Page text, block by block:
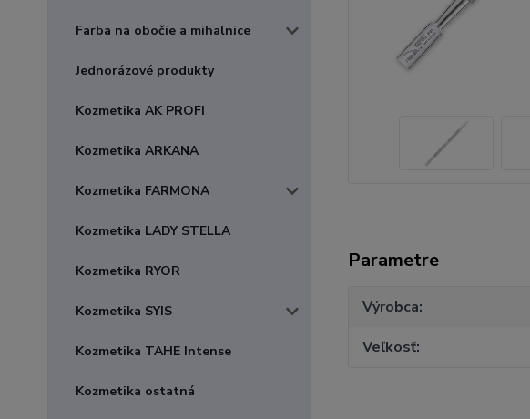
Farba na obočie a mihalnice
Jednorázové produkty
Kozmetika AK PROFI
Kozmetika ARKANA
Kozmetika FARMONA
Kozmetika LADY STELLA
Kozmetika RYOR
Kozmetika SYIS
Kozmetika TAHE Intense
Kozmetika ostatná
Parametre
Výrobca
Veľkosť